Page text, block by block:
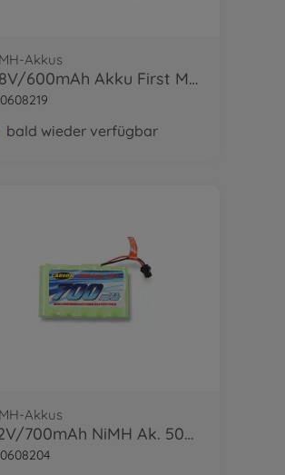
Akkus
4,8V/600mAh Akku First Magic Machine JST
bald wieder verfügbar
Akkus
7,2V/700mAh NiMH Ak. 500404130/38/73 JST